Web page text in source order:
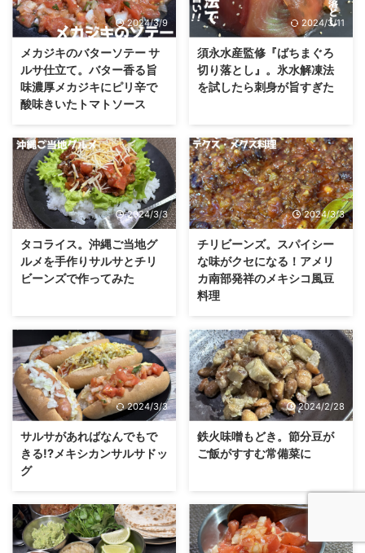
2024/3/9
メカジキのバターソテー サ
ルサ仕立て。バター香る旨
味濃厚メカジキにピリ辛で
酸味きいたトマトソース
2024/3/11
須永水産監修『ばちまぐろ
切り落とし』。氷水解凍法
を試したら刺身が旨すぎた
2024/3/3
タコライス。沖縄ご当地グ
ルメを手作りサルサとチリ
ビーンズで作ってみた
2024/3/3
チリビーンズ。スパイシー
な味がクセになる！アメリ
カ南部発祥のメキシコ風豆
料理
2024/3/3
サルサがあればなんでもで
きる!?メキシカンサルサドッ
グ
2024/2/28
鉄火味噌もどき。節分豆が
ご飯がすすむ常備菜に